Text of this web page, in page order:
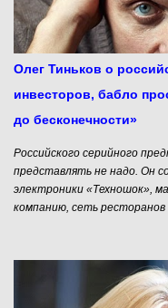
(CNZM) за достижения в
креативном лидерстве и о
мире, который американцы
неопределенном, сложном и
volatility, uncertainty, comple...
Олег Тиньков о
инвесторов, бабло
до бесконечности»
Российского серийного
представлять не надо. Он
электроники «Техношок»,
компанию, сеть ресторанов
своей компанией. Он много
троллит стартаперов.
интервью Олега Тинькова